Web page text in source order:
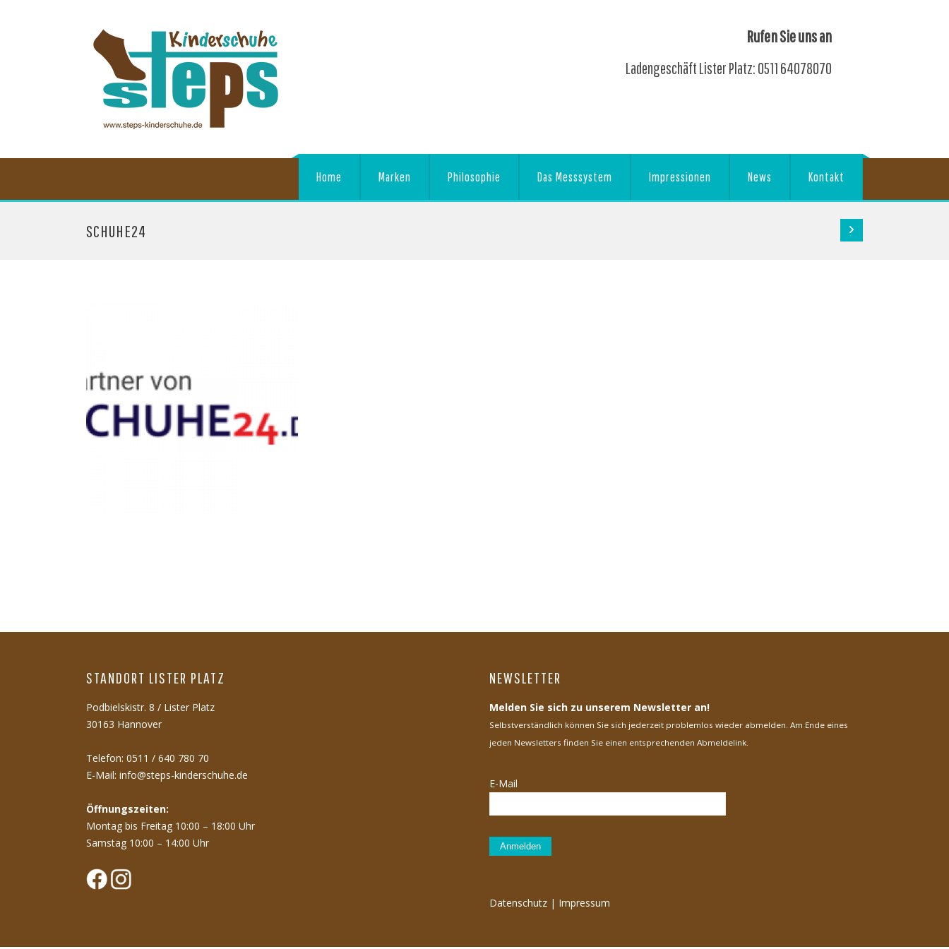
Rufen Sie uns an
Ladengeschäft Lister Platz: 0511 64078070
Home Marken Philosophie Das Messsystem Impressionen News Kontakt
SCHUHE24
STANDORT LISTER PLATZ
Podbielskistr. 8 / Lister Platz
30163 Hannover
Telefon: 0511 / 640 780 70
E-Mail: info@steps-kinderschuhe.de
Öffnungszeiten:
Montag bis Freitag 10:00 – 18:00 Uhr
Samstag 10:00 – 14:00 Uhr
NEWSLETTER
Melden Sie sich zu unserem Newsletter an!
Selbstverständlich können Sie sich jederzeit problemlos wieder abmelden. Am Ende eines
jeden Newsletters finden Sie einen entsprechenden Abmeldelink.
E-Mail
Anmelden
Datenschutz| Impressum